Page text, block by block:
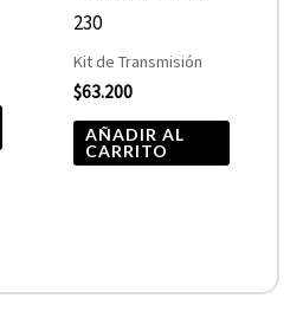
230
Kit de Transmisión
$63.200
AÑADIR AL
CARRITO